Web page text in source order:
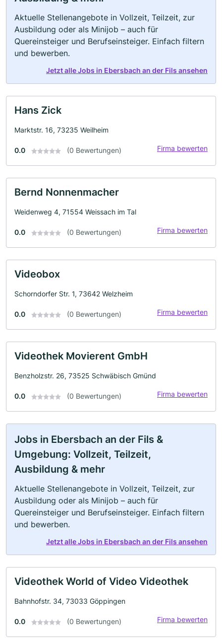
Aktuelle Stellenangebote in Vollzeit, Teilzeit, zur
Ausbildung oder als Minijob – auch für
Quereinsteiger und Berufseinsteiger. Einfach filtern
und bewerben.
Jetzt alle Jobs in Ebersbach an der Fils ansehen
Hans Zick
Marktstr. 16, 73235 Weilheim
0.0 (0 Bewertungen) Firma bewerten
Bernd Nonnenmacher
Weidenweg 4, 71554 Weissach im Tal
0.0 (0 Bewertungen) Firma bewerten
Videobox
Schorndorfer Str. 1, 73642 Welzheim
0.0 (0 Bewertungen) Firma bewerten
Videothek Movierent GmbH
Benzholzstr. 26, 73525 Schwäbisch Gmünd
0.0 (0 Bewertungen) Firma bewerten
Jobs in Ebersbach an der Fils &
Umgebung: Vollzeit, Teilzeit,
Ausbildung & mehr
Aktuelle Stellenangebote in Vollzeit, Teilzeit, zur
Ausbildung oder als Minijob – auch für
Quereinsteiger und Berufseinsteiger. Einfach filtern
und bewerben.
Jetzt alle Jobs in Ebersbach an der Fils ansehen
Videothek World of Video Videothek
Bahnhofstr. 34, 73033 Göppingen
0.0 (0 Bewertungen) Firma bewerten